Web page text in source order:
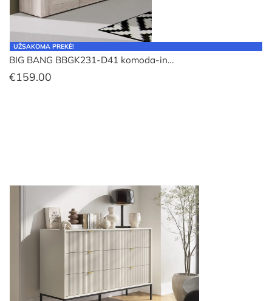
UŽSAKOMA PREKĖ!
BIG BANG BBGK231-D41 komoda-in…
€159.00